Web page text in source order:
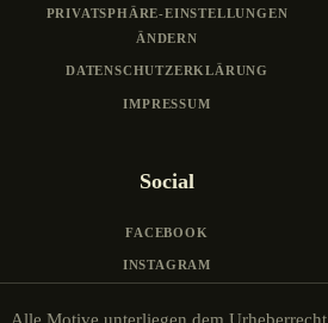
PRIVATSPHÄRE-EINSTELLUNGEN
ÄNDERN
DATENSCHUTZERKLÄRUNG
IMPRESSUM
Social
FACEBOOK
INSTAGRAM
Alle Motive unterliegen dem Urheberrecht